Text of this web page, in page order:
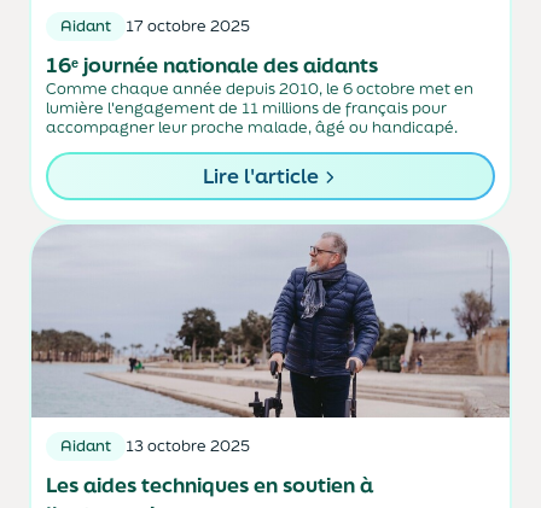
Aidant 17 octobre 2025
16ᵉ journée nationale des aidants
Comme chaque année depuis 2010, le 6 octobre met en
lumière l'engagement de 11 millions de français pour
accompagner leur proche malade, âgé ou handicapé.
Lire l'article
Aidant 13 octobre 2025
Les aides techniques en soutien à